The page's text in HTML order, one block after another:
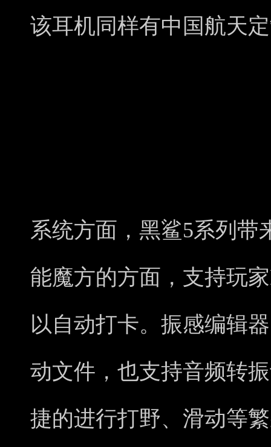
该耳机同样有中国航天
系统方面，黑鲨5系列带
能魔方的方面，支持玩
以自动打卡。振感编辑
动文件，也支持音频转
捷的进行打野、滑动等